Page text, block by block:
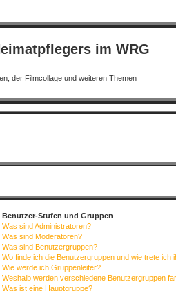
im WRG
der Filmcollage und weiteren Themen
Benutzer-Stufen und Gruppen
Was sind Administratoren?
Was sind Moderatoren?
Was sind Benutzergruppen?
Wo finde ich die Benutzergruppen und wie trete ich
Wie werde ich Gruppenleiter?
Weshalb werden verschiedene Benutzergruppen
Was ist eine Hauptgruppe?